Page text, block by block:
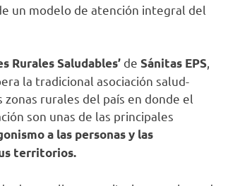
un modelo de atención integral del
Rurales Saludables’ de Sánitas EPS,
la tradicional asociación salud-
rurales del país en donde el
son unas de las principales
a las personas y las
territorios.